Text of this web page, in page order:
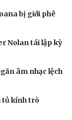
bị giới phê
Nolan tái lập kỳ
âm nhạc lệch
tủ kính trò